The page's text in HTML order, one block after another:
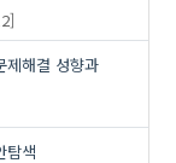
제해결 성향과
탐색